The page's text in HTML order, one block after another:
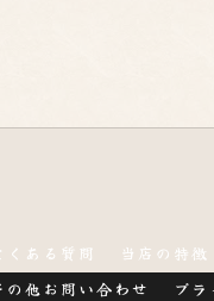
くある質問 当店の特徴
の他お問い合わせ プ